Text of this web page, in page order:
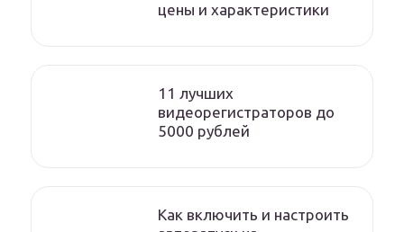
цены и характеристики
11 лучших
видеорегистраторов до
5000 рублей
Как включить и настроить